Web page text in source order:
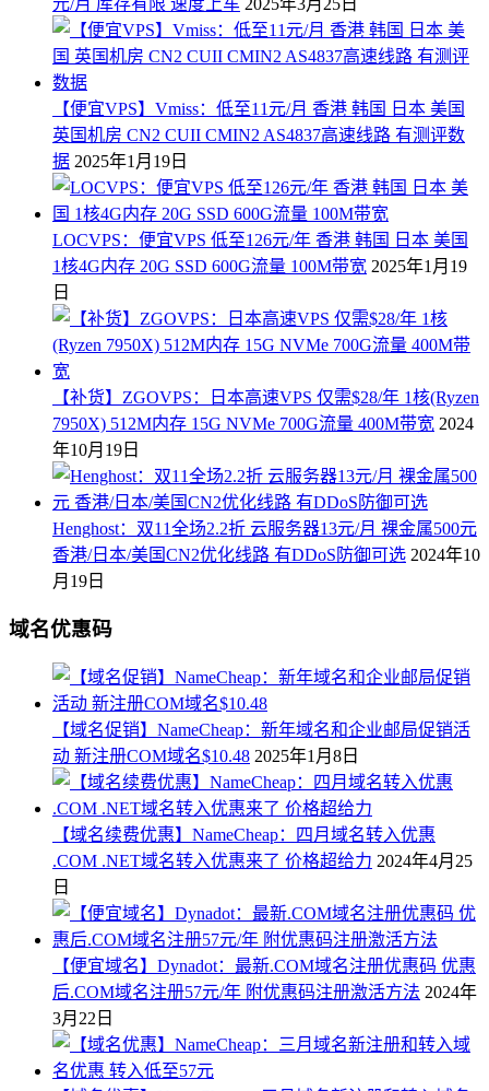
【便宜VPS】Vmiss：低至11元/月 香港 韩国 日本 美国
英国机房 CN2 CUII CMIN2 AS4837高速线路 有测评数
据 2025年1月19日
LOCVPS：便宜VPS 低至126元/年 香港 韩国 日本 美国
1核4G内存 20G SSD 600G流量 100M带宽 2025年1月19
日
【补货】ZGOVPS：日本高速VPS 仅需$28/年 1核(Ryzen
7950X) 512M内存 15G NVMe 700G流量 400M带宽 2024
年10月19日
Henghost：双11全场2.2折 云服务器13元/月 裸金属500元
香港/日本/美国CN2优化线路 有DDoS防御可选 2024年10
月19日
域名优惠码
【域名促销】NameCheap：新年域名和企业邮局促销活
动 新注册COM域名$10.48 2025年1月8日
【域名续费优惠】NameCheap：四月域名转入优惠
.COM .NET域名转入优惠来了 价格超给力 2024年4月25
日
【便宜域名】Dynadot：最新.COM域名注册优惠码 优惠
后.COM域名注册57元/年 附优惠码注册激活方法 2024年
3月22日